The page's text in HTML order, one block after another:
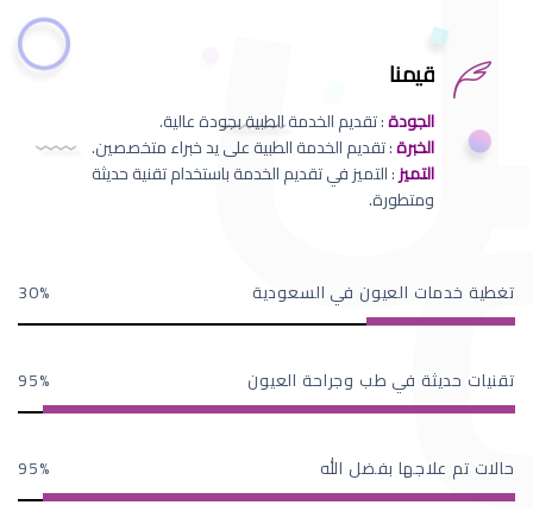
قيمنا
الجودة: تقديم الخدمة الطبية بجودة عالية.
الخبرة: تقديم الخدمة الطبية على يد خبراء متخصصين.
التميز: التميز في تقديم الخدمة باستخدام تقنية حديثة
ومتطورة.
تغطية خدمات العيون في السعودية 30
تقنيات حديثة في طب وجراحة العيون 95
حالات تم علاجها بفضل الله 95